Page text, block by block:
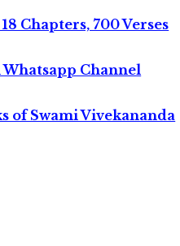
Chapters, 700 Verses
Whatsapp Channel
of Swami Vivekananda